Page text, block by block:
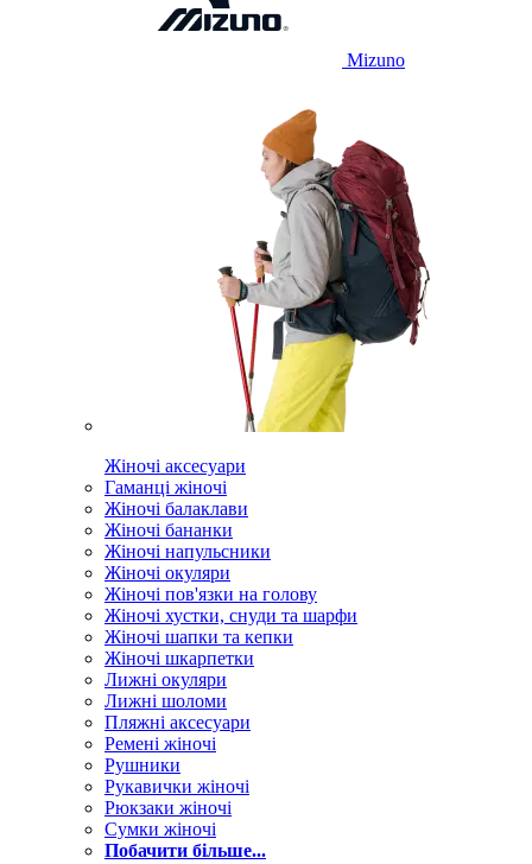
Mizuno
Жіночі аксесуари
Гаманці жіночі
Жіночі балаклави
Жіночі бананки
Жіночі напульсники
Жіночі окуляри
Жіночі пов'язки на голову
Жіночі хустки, снуди та шарфи
Жіночі шапки та кепки
Жіночі шкарпетки
Лижні окуляри
Лижні шоломи
Пляжні аксесуари
Ремені жіночі
Рушники
Рукавички жіночі
Рюкзаки жіночі
Сумки жіночі
Побачити більше...